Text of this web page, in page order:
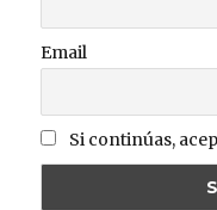
Email
Si continúas,